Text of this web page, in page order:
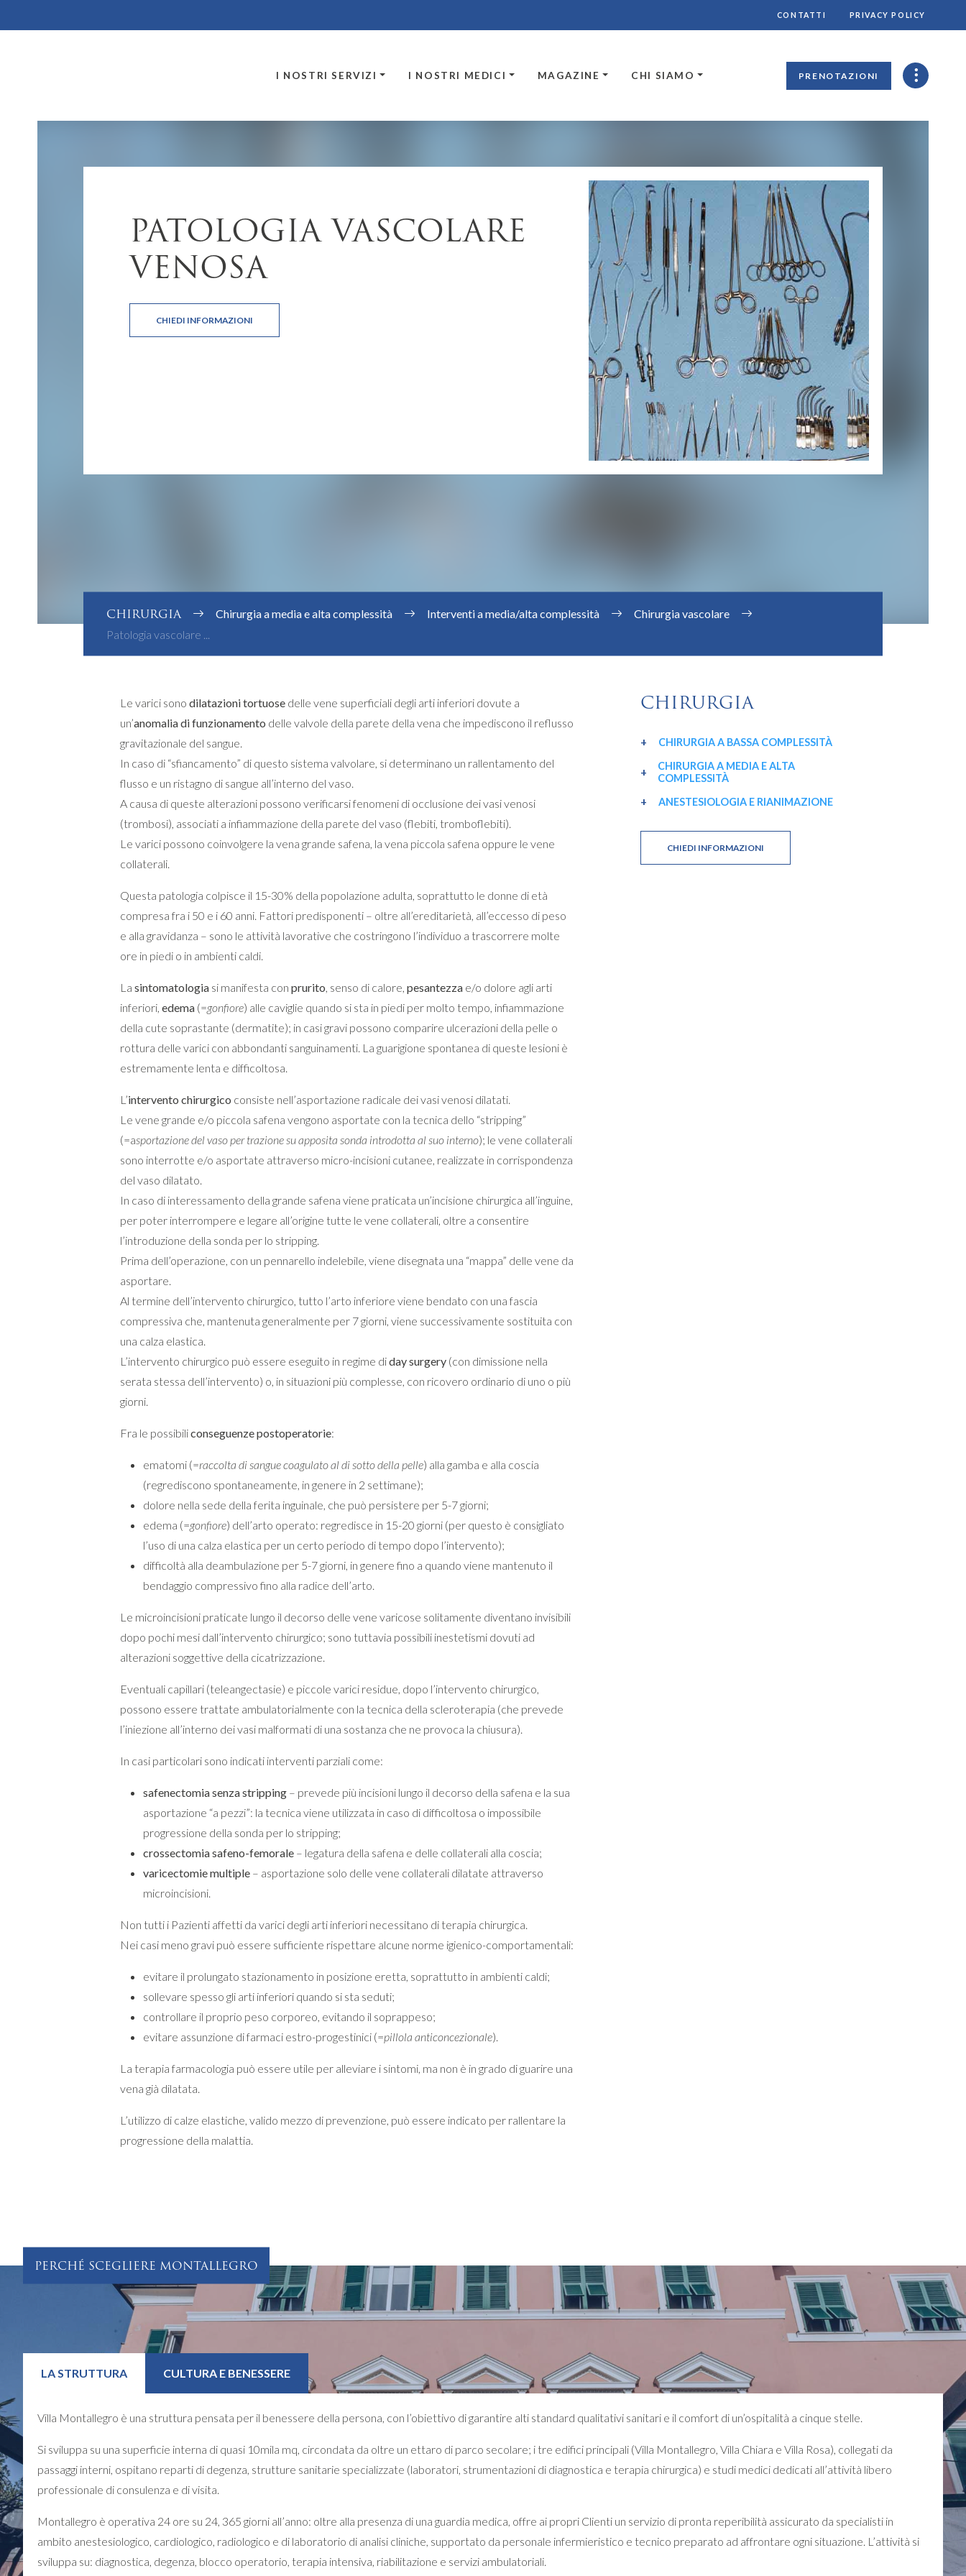
CONTATTI PRIVACY POLICY
I NOSTRI SERVIZI I NOSTRI MEDICI MAGAZINE CHI SIAMO PRENOTAZIONI
PATOLOGIA VASCOLARE
VENOSA
CHIEDI INFORMAZIONI
CHIRURGIA Chirurgia a media e alta complessità Interventi a media/alta complessità
Chirurgia vascolare
Patologia vascolare ...
Le varici sonodilatazioni tortuose delle vene superficiali degli arti inferiori dovute a
un’anomalia di funzionamento delle valvole della parete della vena che impediscono il reflusso
gravitazionale del sangue.
In caso di “sfiancamento” di questo sistema valvolare, si determinano un rallentamento del
flusso e un ristagno di sangue all’interno del vaso.
A causa di queste alterazioni possono verificarsi fenomeni di occlusione dei vasi venosi
(trombosi), associati a infiammazione della parete del vaso (flebiti, tromboflebiti).
Le varici possono coinvolgere la vena grande safena, la vena piccola safena oppure le vene
collaterali.
Questa patologia colpisce il 15-30% della popolazione adulta, soprattutto le donne di età
compresa fra i 50 e i 60 anni. Fattori predisponenti – oltre all’ereditarietà, all’eccesso di peso
e alla gravidanza – sono le attività lavorative che costringono l’individuo a trascorrere molte
ore in piedi o in ambienti caldi.
Lasintomatologia si manifesta conprurito, senso di calore,pesantezza e/o dolore agli arti
inferiori,edema (=gonfiore) alle caviglie quando si sta in piedi per molto tempo, infiammazione
della cute soprastante (dermatite); in casi gravi possono comparire ulcerazioni della pelle o
rottura delle varici con abbondanti sanguinamenti. La guarigione spontanea di queste lesioni è
estremamente lenta e difficoltosa.
L’intervento chirurgico consiste nell’asportazione radicale dei vasi venosi dilatati.
Le vene grande e/o piccola safena vengono asportate con la tecnica dello “stripping”
(=asportazione del vaso per trazione su apposita sonda introdotta al suo interno); le vene collaterali
sono interrotte e/o asportate attraverso micro-incisioni cutanee, realizzate in corrispondenza
del vaso dilatato.
In caso di interessamento della grande safena viene praticata un’incisione chirurgica all’inguine,
per poter interrompere e legare all’origine tutte le vene collaterali, oltre a consentire
l’introduzione della sonda per lo stripping.
Prima dell’operazione, con un pennarello indelebile, viene disegnata una “mappa” delle vene da
asportare.
Al termine dell’intervento chirurgico, tutto l’arto inferiore viene bendato con una fascia
compressiva che, mantenuta generalmente per 7 giorni, viene successivamente sostituita con
una calza elastica.
L’intervento chirurgico può essere eseguito in regime diday surgery (con dimissione nella
serata stessa dell’intervento) o, in situazioni più complesse, con ricovero ordinario di uno o più
giorni.
Fra le possibiliconseguenze postoperatorie:
ematomi (=raccolta di sangue coagulato al di sotto della pelle) alla gamba e alla coscia
(regrediscono spontaneamente, in genere in 2 settimane);
dolore nella sede della ferita inguinale, che può persistere per 5-7 giorni;
edema (=gonfiore) dell’arto operato: regredisce in 15-20 giorni (per questo è consigliato
l’uso di una calza elastica per un certo periodo di tempo dopo l’intervento);
difficoltà alla deambulazione per 5-7 giorni, in genere fino a quando viene mantenuto il
bendaggio compressivo fino alla radice dell’arto.
Le microincisioni praticate lungo il decorso delle vene varicose solitamente diventano invisibili
dopo pochi mesi dall’intervento chirurgico; sono tuttavia possibili inestetismi dovuti ad
alterazioni soggettive della cicatrizzazione.
Eventuali capillari (teleangectasie) e piccole varici residue, dopo l’intervento chirurgico,
possono essere trattate ambulatorialmente con la tecnica della scleroterapia (che prevede
l’iniezione all’interno dei vasi malformati di una sostanza che ne provoca la chiusura).
In casi particolari sono indicati interventi parziali come:
safenectomia senza stripping – prevede più incisioni lungo il decorso della safena e la sua
asportazione “a pezzi”: la tecnica viene utilizzata in caso di difficoltosa o impossibile
progressione della sonda per lo stripping;
crossectomia safeno-femorale – legatura della safena e delle collaterali alla coscia;
varicectomie multiple – asportazione solo delle vene collaterali dilatate attraverso
microincisioni.
Non tutti i Pazienti affetti da varici degli arti inferiori necessitano di terapia chirurgica.
Nei casi meno gravi può essere sufficiente rispettare alcune norme igienico-comportamentali:
evitare il prolungato stazionamento in posizione eretta, soprattutto in ambienti caldi;
sollevare spesso gli arti inferiori quando si sta seduti;
controllare il proprio peso corporeo, evitando il soprappeso;
evitare assunzione di farmaci estro-progestinici (=pillola anticoncezionale).
La terapia farmacologia può essere utile per alleviare i sintomi, ma non è in grado di guarire una
vena già dilatata.
L’utilizzo di calze elastiche, valido mezzo di prevenzione, può essere indicato per rallentare la
progressione della malattia.
CHIRURGIA
CHIRURGIA A BASSA COMPLESSITÀ
CHIRURGIA A MEDIA E ALTA
COMPLESSITÀ
ANESTESIOLOGIA E RIANIMAZIONE
CHIEDI INFORMAZIONI
PERCHÉ SCEGLIERE MONTALLEGRO
LA STRUTTURA CULTURA E BENESSERE
Villa Montallegro è una struttura pensata per il benessere della persona, con l’obiettivo di garantire alti standard qualitativi sanitari e il comfort di un’ospitalità a cinque stelle.
Si sviluppa su una superficie interna di quasi 10mila mq, circondata da oltre un ettaro di parco secolare; i tre edifici principali (Villa Montallegro, Villa Chiara e Villa Rosa), collegati da
passaggi interni, ospitano reparti di degenza, strutture sanitarie specializzate (laboratori, strumentazioni di diagnostica e terapia chirurgica) e studi medici dedicati all’attività libero
professionale di consulenza e di visita.
Montallegro è operativa 24 ore su 24, 365 giorni all’anno: oltre alla presenza di una guardia medica, offre ai propri Clienti un servizio di pronta reperibilità assicurato da specialisti in
ambito anestesiologico, cardiologico, radiologico e di laboratorio di analisi cliniche, supportato da personale infermieristico e tecnico preparato ad affrontare ogni situazione. L’attività si
sviluppa su: diagnostica, degenza, blocco operatorio, terapia intensiva, riabilitazione e servizi ambulatoriali.